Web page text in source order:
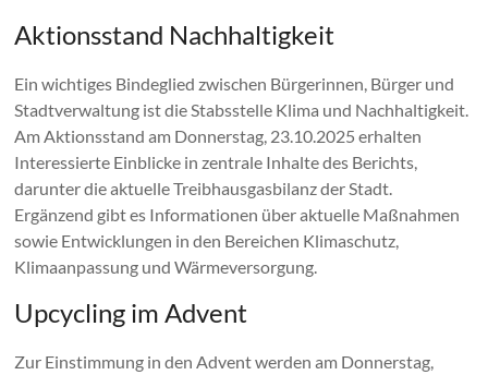
Aktionsstand Nachhaltigkeit
Ein wichtiges Bindeglied zwischen Bürgerinnen, Bürger und
Stadtverwaltung ist die Stabsstelle Klima und Nachhaltigkeit.
Am Aktionsstand am Donnerstag, 23.10.2025 erhalten
Interessierte Einblicke in zentrale Inhalte des Berichts,
darunter die aktuelle Treibhausgasbilanz der Stadt.
Ergänzend gibt es Informationen über aktuelle Maßnahmen
sowie Entwicklungen in den Bereichen Klimaschutz,
Klimaanpassung und Wärmeversorgung.
Upcycling im Advent
Zur Einstimmung in den Advent werden am Donnerstag,